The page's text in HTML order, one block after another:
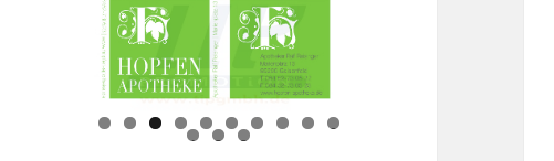
0
1 2 3